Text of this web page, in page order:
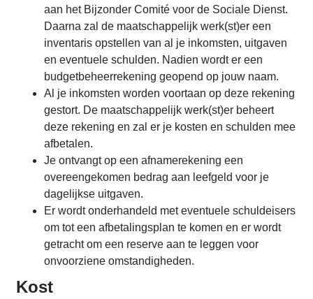
aan het Bijzonder Comité voor de Sociale Dienst.
Daarna zal de maatschappelijk werk(st)er een
inventaris opstellen van al je inkomsten, uitgaven
en eventuele schulden. Nadien wordt er een
budgetbeheerrekening geopend op jouw naam.
Al je inkomsten worden voortaan op deze rekening
gestort. De maatschappelijk werk(st)er beheert
deze rekening en zal er je kosten en schulden mee
afbetalen.
Je ontvangt op een afnamerekening een
overeengekomen bedrag aan leefgeld voor je
dagelijkse uitgaven.
Er wordt onderhandeld met eventuele schuldeisers
om tot een afbetalingsplan te komen en er wordt
getracht om een reserve aan te leggen voor
onvoorziene omstandigheden.
Kost